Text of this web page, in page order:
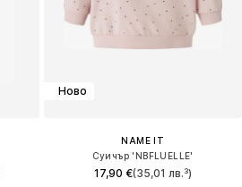
Ново
NAME IT
Суичър 'NBFLUELLE'
17,90 €(35,01 лв.³)